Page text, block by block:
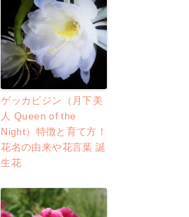
ゲッカビジン（月下美
人 Queen of the
Night）特徴と育て方！
花名の由来や花言葉 誕
生花